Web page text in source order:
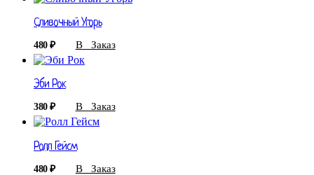
Cливочный Угорь
480₽ В Заказ
Эби Рок
380₽ В Заказ
Ролл Гейсм
480₽ В Заказ